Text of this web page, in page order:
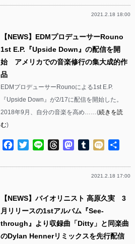
2021.2.18 18:00
【NEWS】EDMプロデューサーRouno
1st E.P.『Upside Down』の配信を開
始 アメリカでの音楽修行の集大成的作
品
EDMプロデューサーRounoによる1st E.P.
『Upside Down』が2/17に配信を開始した。
2018年9月、自分の音楽を高め……(続きを読
む)
Facebook
TwitterLine ThreadsMastodon
Tumblr
Mixi
2021.2.18 17:00
【NEWS】バイオリニスト 高原久実 3
月リリースの1stアルバム『See-
through』より収録曲「Ditty」と同楽曲
のDylan Hennerリミックスを先行配信